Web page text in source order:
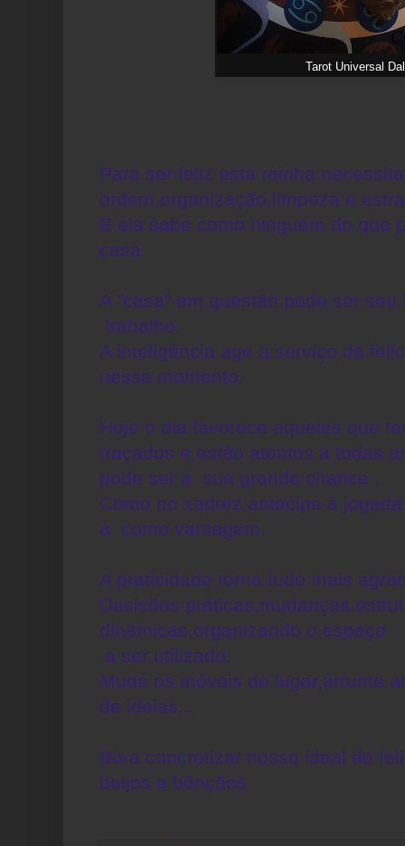
Tarot Universal
Para ser feliz esta rainha
ordem,organização,limpeza e
E ela sabe como ninguém do que
casa.
A "casa" em questão pode ser
trabalho.
A inteligência age a serviço da
nesse momento.
Hoje o dia favorece aqueles que
traçados e estão atentos a todas
pode ser a sua grande chance .
Como no xadrez,antecipe a
a como vantagem.
A praticidade torna tudo mais
Decisões práticas,mudanças
dinâmicas,organizando o espaço
a ser utilizado.
Mude os móveis de lugar,arrume
de ideias...
Bora concretizar nosso ideal de
beijos e bênçãos